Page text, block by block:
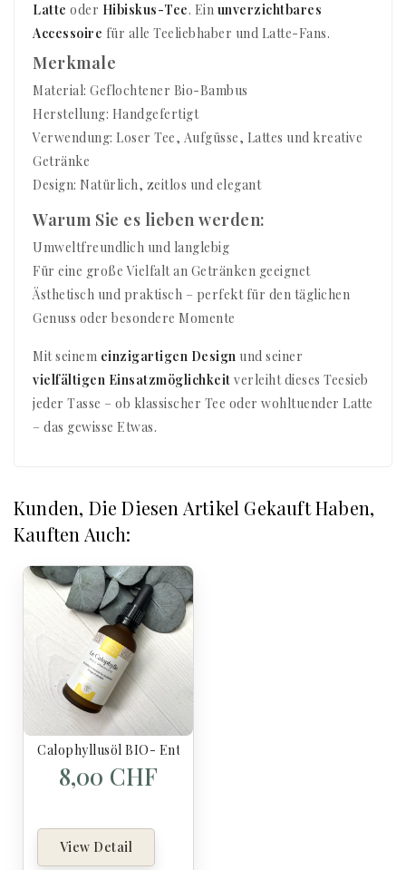
Latte oder Hibiskus-Tee. Ein unverzichtbares
Accessoire für alle Teeliebhaber und Latte-Fans.
Merkmale
Material: Geflochtener Bio-Bambus
Herstellung: Handgefertigt
Verwendung: Loser Tee, Aufgüsse, Lattes und kreative
Getränke
Design: Natürlich, zeitlos und elegant
Warum Sie es lieben werden:
Umweltfreundlich und langlebig
Für eine große Vielfalt an Getränken geeignet
Ästhetisch und praktisch – perfekt für den täglichen
Genuss oder besondere Momente
Mit seinem einzigartigen Design und seiner
vielfältigen Einsatzmöglichkeit verleiht dieses Teesieb
jeder Tasse – ob klassischer Tee oder wohltuender Latte
– das gewisse Etwas.
Kunden, Die Diesen Artikel Gekauft Haben,
Kauften Auch:
Calophyllusöl BIO- Entwässernd - 50 Ml
8,00 CHF
View Detail